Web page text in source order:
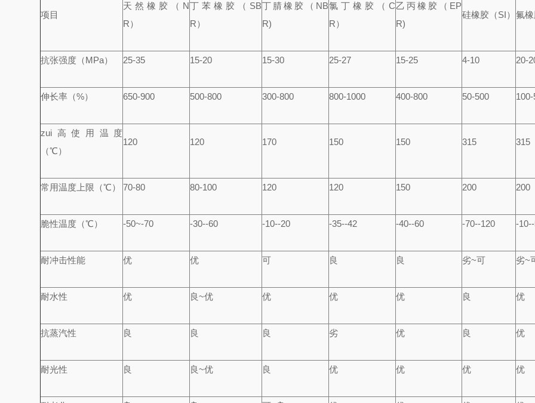
项目
天然橡胶
（N
R）
丁苯橡胶
（SB
R）
丁腈橡胶
（NB
R)
氯丁橡胶
（C
R）
乙丙橡胶
（EP
R)
硅橡胶 （SI） 氟
抗张强度（MPa） 25-35 15-20 15-30 25-27 15-25 4-10 20-
伸长率（%） 650-900 500-800 300-800 800-1000 400-800 50-500
zui高使用温度
（℃）
120 120 170 150 150 315 315
常用温度上限（℃） 70-80 80-100 120 120 150 200 200
脆性温度（℃） -50~-70 -30--60 -10--20 -35--42 -40--60 -70--120 -
耐冲击性能 优 优 可 良 良 劣~可 劣~
耐水性 优 良~优 优 优 优 良 优
抗蒸汽性 良 良 良 劣 优 良 优
耐光性 良 良~优 良 优 优 优 优